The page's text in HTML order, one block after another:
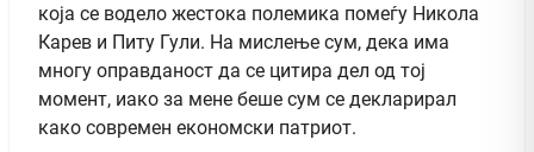
која се водело жестока полемика помеѓу Никола
Карев и Питу Гули. На мислење сум, дека има
многу оправданост да се цитира дел од тој
момент, иако за мене беше сум се декларирал
како современ економски патриот.